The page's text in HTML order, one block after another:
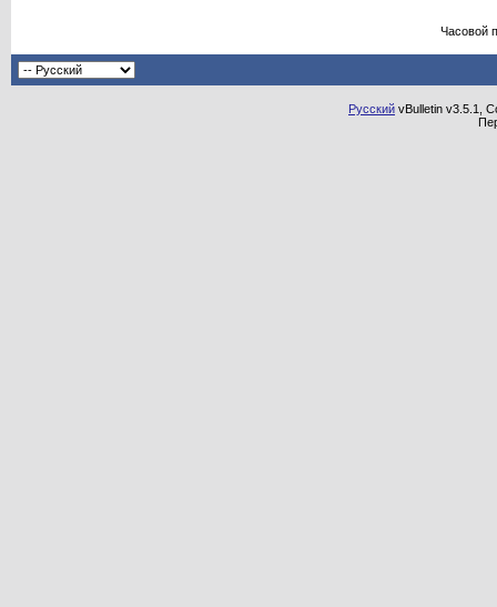
Часовой
Русский vBulletin v3.5.1,